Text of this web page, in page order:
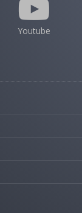
Youtube